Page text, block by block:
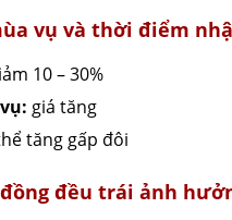
vụ và thời điểm
10 – 30%
giá tăng
tăng gấp đôi
đều trái ảnh